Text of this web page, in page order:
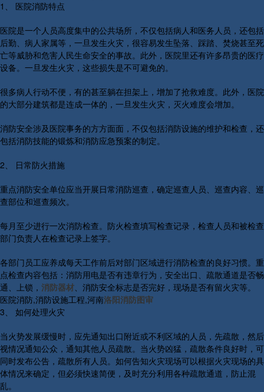
1、 医院消防特点
医院是一个人员高度集中的公共场所，不仅包括病人和医务人员，还包括
后勤、病人家属等，一旦发生火灾，很容易发生坠落、踩踏、焚烧甚至死
亡等威胁和危害人民生命安全的事故。此外，医院里还有许多昂贵的医疗
设备。一旦发生火灾，这些损失是不可避免的。
很多病人行动不便，有的甚至躺在担架上，增加了抢救难度。此外，医院
的大部分建筑都是连成一体的，一旦发生火灾，灭火难度会增加。
消防安全涉及医院事务的方方面面，不仅包括消防设施的维护和检查，还
包括消防技能的锻炼和消防应急预案的制定。
2、 日常防火措施
重点消防安全单位应当开展日常消防巡查，确定巡查人员、巡查内容、巡
查部位和巡查频次。
每月至少进行一次消防检查。防火检查填写检查记录，检查人员和被检查
部门负责人在检查记录上签字。
各部门员工应养成每天工作前后对部门区域进行消防检查的良好习惯。重
点检查内容包括：消防用电是否有违章行为，安全出口、疏散通道是否畅
通、上锁， 消防器材 、消防安全标志是否完好，现场是否有留火灾等。
医院消防,消防设施工程,河南洛阳消防图审
3、 如何处理火灾
当火势发展缓慢时，应先通知出口附近或不利区域的人员，先疏散，然后
视情况通知公众，通知其他人员疏散。当火势凶猛，疏散条件良好时，可
同时发布公告，疏散所有人员。如何告知火灾现场可以根据火灾现场的具
体情况来确定，但必须快速简便，及时充分利用各种疏散通道，防止混
乱。